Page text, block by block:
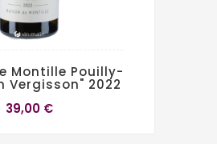
Montille Pouilly-
Vergisson" 2022
39,00 €